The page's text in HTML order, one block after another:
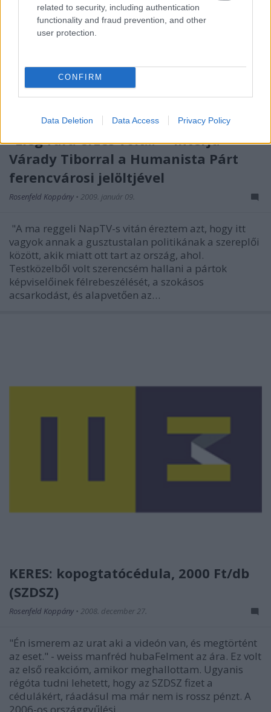
related to security, including authentication
functionality and fraud prevention, and other
user protection.
CONFIRM
Data Deletion Data Access Privacy Policy
Rosenfeld Koppány •2009. január 12.
A képen humanista öröm az előzetes eredmények
erőszakmentes, és magát pozitívan meghatározni
tudó politikai erőre, amelyik nem a konfliktusok
kiélezésében érdekelt, és identitásképzésének alapja
"Elég fura érzés volt..." - Interjú
Várady Tiborral a Humanista Párt
ferencvárosi jelöltjével
Rosenfeld Koppány • 2009. január 09.
"A ma reggeli NapTV-s vitán éreztem azt, hogy itt
vagyok annak a gusztustalan politikának a szereplői
között, akik miatt ott tart az ország, ahol.
Testközelből volt szerencsém hallani a pártok
képviselőinek félrebeszélését, a szokásos
acsarkodást, és alapvetően az…
KERES: kopogtatócédula, 2000 Ft/db
(SZDSZ)
Rosenfeld Koppány • 2008. december 27.
"Én ismerem az urat aki a videón van, és megtörtént
az eset." - weiss manfréd hubaFelment az ára. Ez volt
az első reakcióm, amikor meghallottam. Ugyanis
régóta tudni lehetett, hogy az SZDSZ fizet a
cédulákért, ráadásul ma már nem is rossz pénzt. A
2006-os országgyűlési…